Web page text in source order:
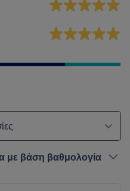
με βάση βαθμολογία